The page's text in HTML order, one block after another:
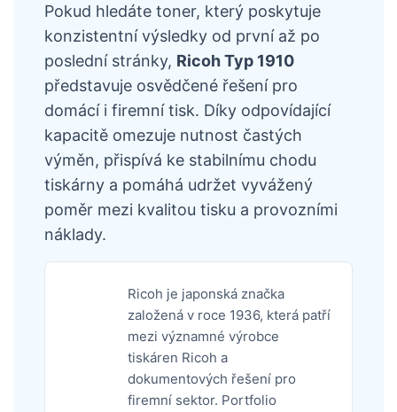
Pokud hledáte toner, který poskytuje
konzistentní výsledky od první až po
poslední stránky, Ricoh Typ 1910
představuje osvědčené řešení pro
domácí i firemní tisk. Díky odpovídající
kapacitě omezuje nutnost častých
výměn, přispívá ke stabilnímu chodu
tiskárny a pomáhá udržet vyvážený
poměr mezi kvalitou tisku a provozními
náklady.
Ricoh je japonská značka
založená v roce 1936, která patří
mezi významné výrobce
tiskáren Ricoh a
dokumentových řešení pro
firemní sektor. Portfolio